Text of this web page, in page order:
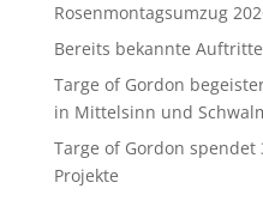
Rosenmontagsumzug
Bereits bekannte
Targe of Gordon
in Mittelsinn und
Targe of Gordon
Projekte